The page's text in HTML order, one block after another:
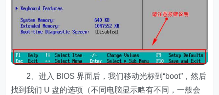
2、进入 BIOS 界面后，我们移动光标到“boot”，然后
找到我们 U 盘的选项（不同电脑显示略有不同，一般会